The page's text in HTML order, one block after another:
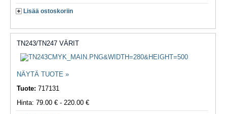
Lisää ostoskoriin
TN243/TN247 VÄRIT
NÄYTÄ TUOTE »
Tuote: 717131
Hinta: 79.00 € - 220.00 €